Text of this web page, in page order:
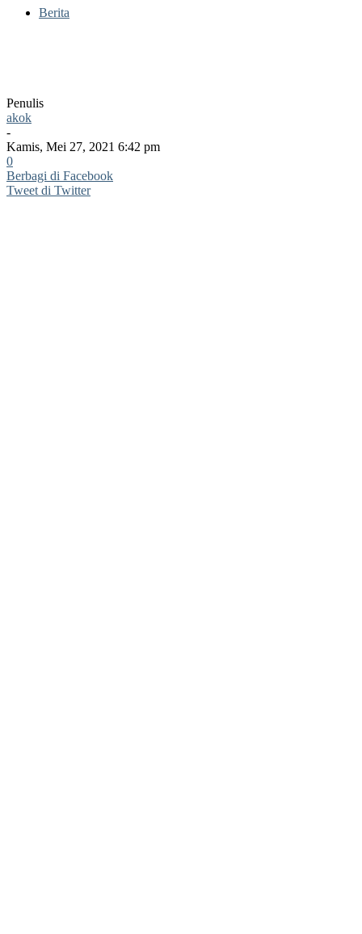
Berita
Penulis
akok
-
Kamis, Mei 27, 2021 6:42 pm
0
Berbagi di Facebook
Tweet di Twitter